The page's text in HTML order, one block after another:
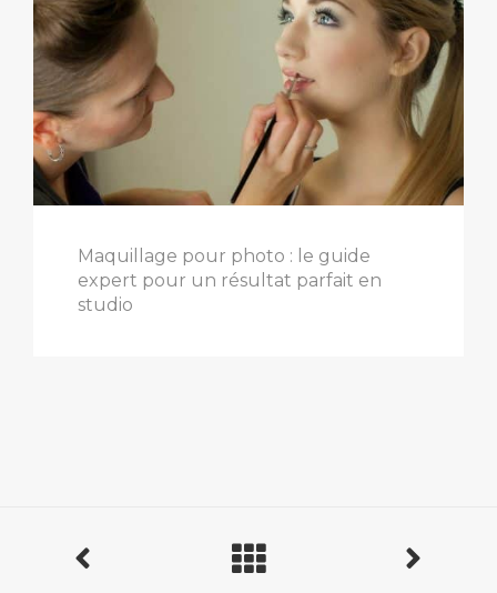
Maquillage pour photo : le guide
expert pour un résultat parfait en
studio